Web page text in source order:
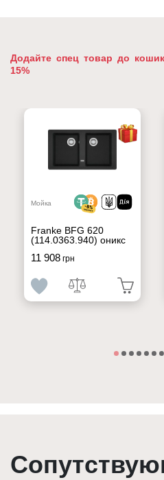
Додайте спец товар до
15%
Мойка
Franke BFG 620
(114.0363.940) оникс
11 908грн